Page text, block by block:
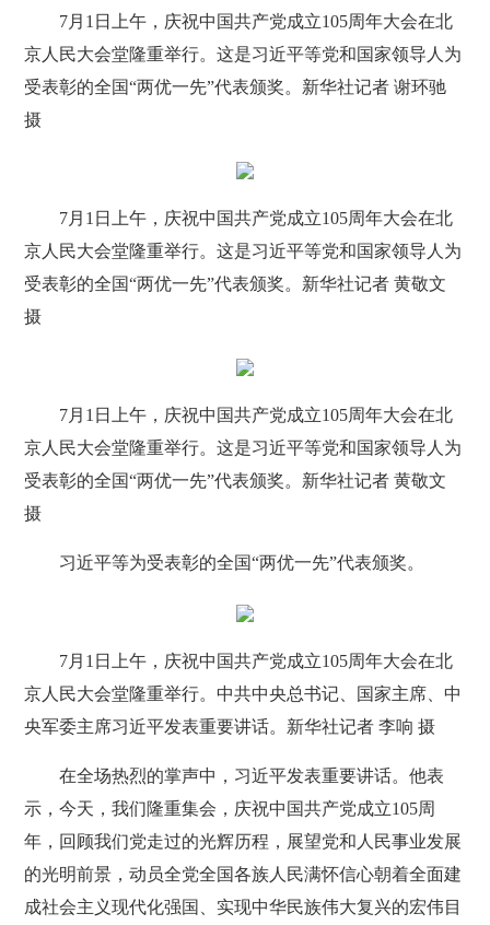
7月1日上午，庆祝中国共产党成立105周年大会在北
京人民大会堂隆重举行。这是习近平等党和国家领导人为
受表彰的全国“两优一先”代表颁奖。新华社记者 谢环驰
摄
7月1日上午，庆祝中国共产党成立105周年大会在北
京人民大会堂隆重举行。这是习近平等党和国家领导人为
受表彰的全国“两优一先”代表颁奖。新华社记者 黄敬文
摄
7月1日上午，庆祝中国共产党成立105周年大会在北
京人民大会堂隆重举行。这是习近平等党和国家领导人为
受表彰的全国“两优一先”代表颁奖。新华社记者 黄敬文
摄
习近平等为受表彰的全国“两优一先”代表颁奖。
7月1日上午，庆祝中国共产党成立105周年大会在北
京人民大会堂隆重举行。中共中央总书记、国家主席、中
央军委主席习近平发表重要讲话。新华社记者 李响 摄
在全场热烈的掌声中，习近平发表重要讲话。他表
示，今天，我们隆重集会，庆祝中国共产党成立105周
年，回顾我们党走过的光辉历程，展望党和人民事业发展
的光明前景，动员全党全国各族人民满怀信心朝着全面建
成社会主义现代化强国、实现中华民族伟大复兴的宏伟目